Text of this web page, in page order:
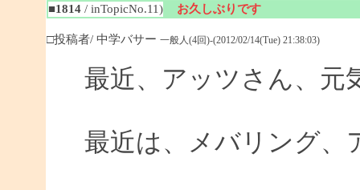
■1814/ inTopicNo.11) お久しぶりです
□投稿者/ 中学バサー 一般人(4回)-(2012/02/14(Tue) 21:38:03)
最近、アッツさん、元
最近は、メバリング、